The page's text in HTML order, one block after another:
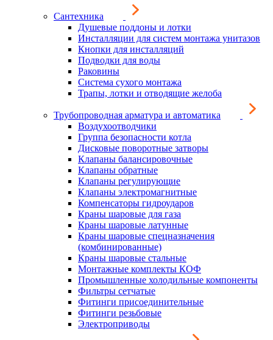
Сантехника
Душевые поддоны и лотки
Инсталляции для систем монтажа унитазов
Кнопки для инсталляций
Подводки для воды
Раковины
Система сухого монтажа
Трапы, лотки и отводящие желоба
Трубопроводная арматура и автоматика
Воздухоотводчики
Группа безопасности котла
Дисковые поворотные затворы
Клапаны балансировочные
Клапаны обратные
Клапаны регулирующие
Клапаны электромагнитные
Компенсаторы гидроударов
Краны шаровые для газа
Краны шаровые латунные
Краны шаровые спецназначения
(комбинированные)
Краны шаровые стальные
Монтажные комплекты КОФ
Промышленные холодильные компоненты
Фильтры сетчатые
Фитинги присоединительные
Фитинги резьбовые
Электроприводы